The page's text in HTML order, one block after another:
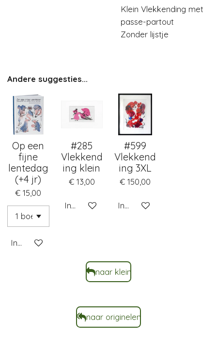
Klein Vlekkending met
passe-partout
Zonder lijstje
Andere suggesties...
Op een
fijne
lentedag
(+4 jr)
€ 15,00
In winkelwagen
#285
Vlekkend
ing klein
€ 13,00
In winkelwagen
#599
Vlekkend
ing 3XL
€ 150,00
In winkelwagen
naar klein
naar originelen